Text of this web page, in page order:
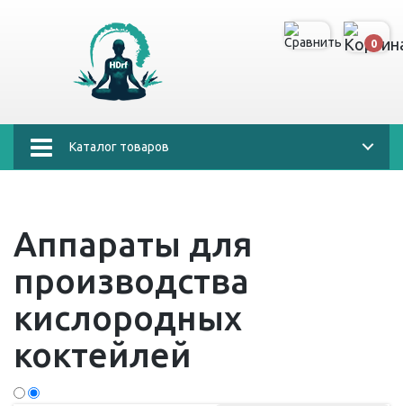
0
Каталог товаров
Аппараты для
производства
кислородных
коктейлей